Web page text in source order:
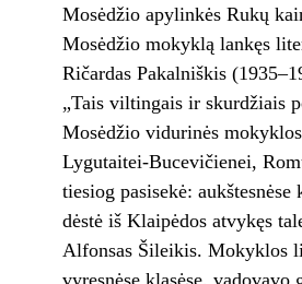
Mosėdžio apylinkės Rukų
Mosėdžio mokyklą lankęs
Ričardas Pakalniškis
„Tais viltingais ir skurdžiais
Mosėdžio vidurinės
Lygutaitei-Bucevičienei,
tiesiog pasisekė: aukštesnėse
dėstė iš Klaipėdos atvykęs
Alfonsas Šileikis. Mokyklos